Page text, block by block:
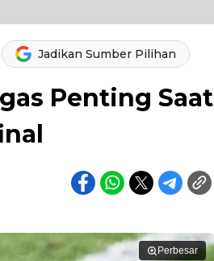
Jadikan Sumber Pilihan
Penting Saat
Perbesar